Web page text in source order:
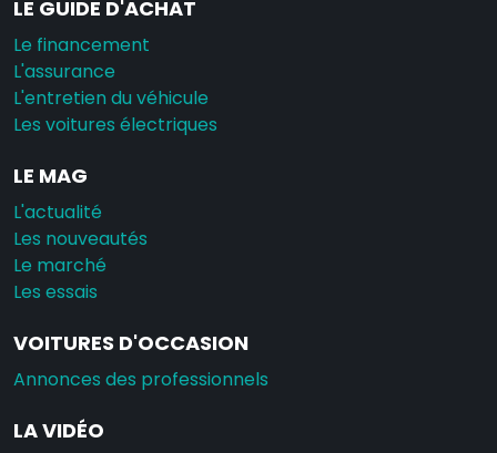
LE GUIDE D'ACHAT
Le financement
L'assurance
L'entretien du véhicule
Les voitures électriques
LE MAG
L'actualité
Les nouveautés
Le marché
Les essais
VOITURES D'OCCASION
Annonces des professionnels
LA VIDÉO